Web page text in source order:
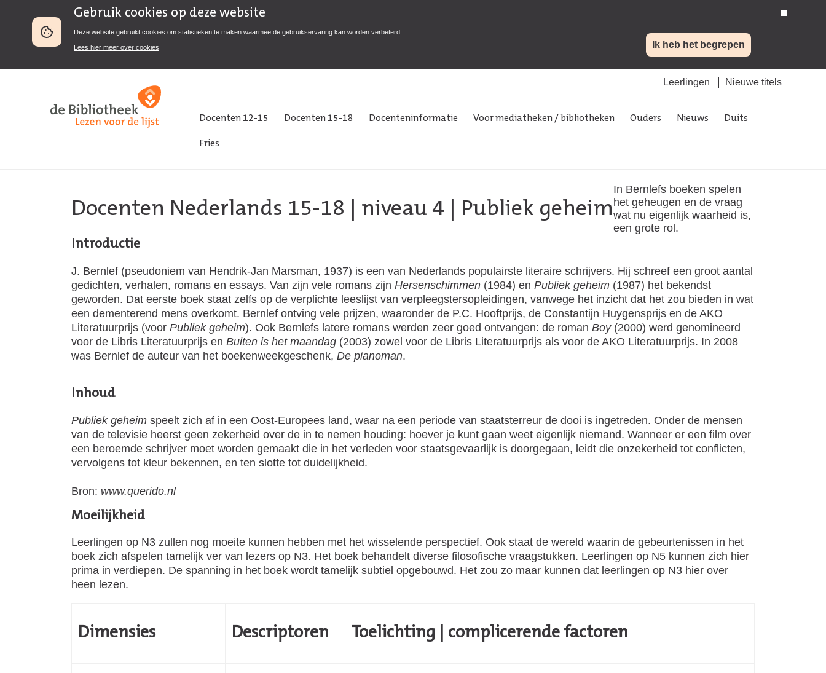
Gebruik cookies op deze website
Deze website gebruikt cookies om statistieken te maken waarmee de gebruikservaring kan worden verbeterd.
Lees hier meer over cookies Ik heb het begrepen
Leerlingen Nieuwe titels
Docenten 12-15 Docenten 15-18 Docenteninformatie Voor mediatheken / bibliotheken Ouders Nieuws Duits
Fries
Docenten Nederlands 15-18 niveau 4 | Publiek geheim
Introductie
J. Bernlef (pseudoniem van Hendrik-Jan Marsman, 1937) is een van Nederlands populairste literaire schrijvers. Hij schreef een groot aantal
gedichten, verhalen, romans en essays. Van zijn vele romans zijn Hersenschimmen (1984) en Publiek geheim (1987) het bekendst
geworden. Dat eerste boek staat zelfs op de verplichte leeslijst van verpleegstersopleidingen, vanwege het inzicht dat het zou bieden in wat
een dementerend mens overkomt. Bernlef ontving vele prijzen, waaronder de P.C. Hooftprijs, de Constantijn Huygensprijs en de AKO
Literatuurprijs (voor Publiek geheim). Ook Bernlefs latere romans werden zeer goed ontvangen: de roman Boy(2000) werd genomineerd
voor de Libris Literatuurprijs en Buiten is het maandag (2003) zowel voor de Libris Literatuurprijs als voor de AKO Literatuurprijs. In 2008
was Bernlef de auteur van het boekenweekgeschenk, De pianoman.
In Bernlefs boeken spelen
het geheugen en de vraag
wat nu eigenlijk waarheid is,
een grote rol.
Inhoud
Publiek geheim speelt zich af in een Oost-Europees land, waar na een periode van staatsterreur de dooi is ingetreden. Onder de mensen
van de televisie heerst geen zekerheid over de in te nemen houding: hoever je kunt gaan weet eigenlijk niemand. Wanneer er een film over
een beroemde schrijver moet worden gemaakt die in het verleden voor staatsgevaarlijk is doorgegaan, leidt die onzekerheid tot conflicten,
vervolgens tot kleur bekennen, en ten slotte tot duidelijkheid.
Bron: www.querido.nl
Moeilijkheid
Leerlingen op N3 zullen nog moeite kunnen hebben met het wisselende perspectief. Ook staat de wereld waarin de gebeurtenissen in het
boek zich afspelen tamelijk ver van lezers op N3. Het boek behandelt diverse filosofische vraagstukken. Leerlingen op N5 kunnen zich hier
prima in verdiepen. De spanning in het boek wordt tamelijk subtiel opgebouwd. Het zou zo maar kunnen dat leerlingen op N3 hier over
heen lezen.
Dimensies Descriptoren Toelichting | complicerende factoren